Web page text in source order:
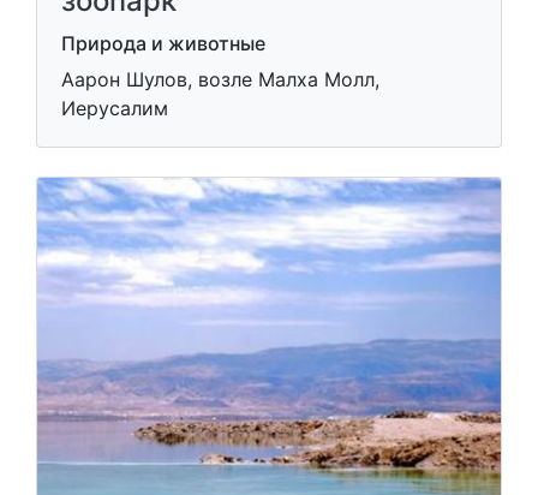
Природа и животные
Аарон Шулов, возле Малха Молл,
Иерусалим